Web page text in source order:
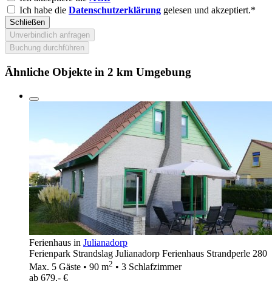
Ich habe die Datenschutzerklärung gelesen und akzeptiert.*
Schließen
Unverbindlich anfragen
Buchung durchführen
Ähnliche Objekte in 2 km Umgebung
Ferienhaus in Julianadorp
Ferienpark Strandslag Julianadorp Ferienhaus Strandperle 280
Max. 5 Gäste • 90 m2 • 3 Schlafzimmer
ab 679,- €